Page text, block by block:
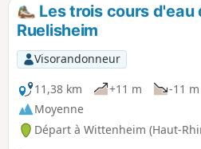
Les trois cours
Ruelisheim
Visorandonneur
11,38 km
+11 m -11 m
Moyenne
Départ à Wittenheim (Haut-